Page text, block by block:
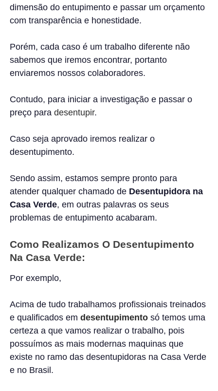
dimensão do entupimento e passar um orçamento
com transparência e honestidade.
Porém, cada caso é um trabalho diferente não
sabemos que iremos encontrar, portanto
enviaremos nossos colaboradores.
Contudo, para iniciar a investigação e passar o
preço para desentupir.
Caso seja aprovado iremos realizar o
desentupimento.
Sendo assim, estamos sempre pronto para
atender qualquer chamado de Desentupidora na
Casa Verde, em outras palavras os seus
problemas de entupimento acabaram.
Como Realizamos O Desentupimento
Na Casa Verde:
Por exemplo,
Acima de tudo trabalhamos profissionais treinados
e qualificados em desentupimento só temos uma
certeza a que vamos realizar o trabalho, pois
possuímos as mais modernas maquinas que
existe no ramo das desentupidoras na Casa Verde
e no Brasil.